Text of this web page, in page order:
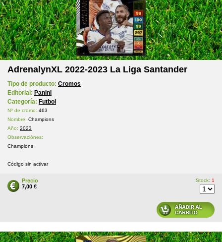
AdrenalynXL 2022-2023 La Liga Santander
Tipo de producto: Cromos
Editorial: Panini
Categoría: Futbol
Nº de cromo: 463
Nombre: Champions
Año: 2023
Observaciónes:
Champions
Código sin activar
Precio
7,00 €
Stock: 1